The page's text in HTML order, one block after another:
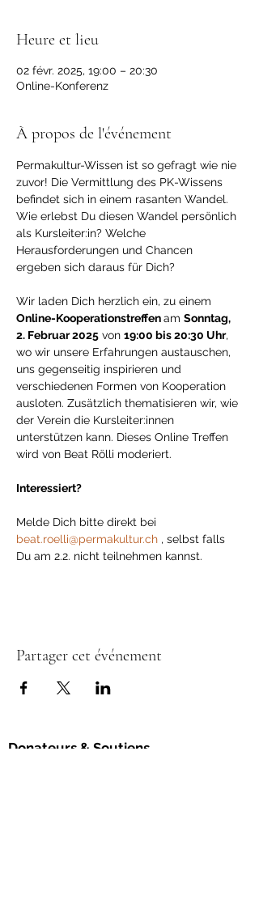
Heure et lieu
02 févr. 2025, 19:00 – 20:30
Online-Konferenz
À propos de l'événement
Permakultur-Wissen ist so gefragt wie nie
zuvor! Die Vermittlung des PK-Wissens
befindet sich in einem rasanten Wandel.
Wie erlebst Du diesen Wandel persönlich
als Kursleiter:in? Welche
Herausforderungen und Chancen
ergeben sich daraus für Dich?
Wir laden Dich herzlich ein, zu einem
Online-Kooperationstreffen am Sonntag,
2. Februar 2025 von 19:00 bis 20:30 Uhr,
wo wir unsere Erfahrungen austauschen,
uns gegenseitig inspirieren und
verschiedenen Formen von Kooperation
ausloten. Zusätzlich thematisieren wir, wie
der Verein die Kursleiter:innen
unterstützen kann. Dieses Online Treffen
wird von Beat Rölli moderiert.
Interessiert?
Melde Dich bitte direkt bei
beat.roelli@permakultur.ch , selbst falls
Du am 2.2. nicht teilnehmen kannst.
Partager cet événement
Donateurs & Soutiens